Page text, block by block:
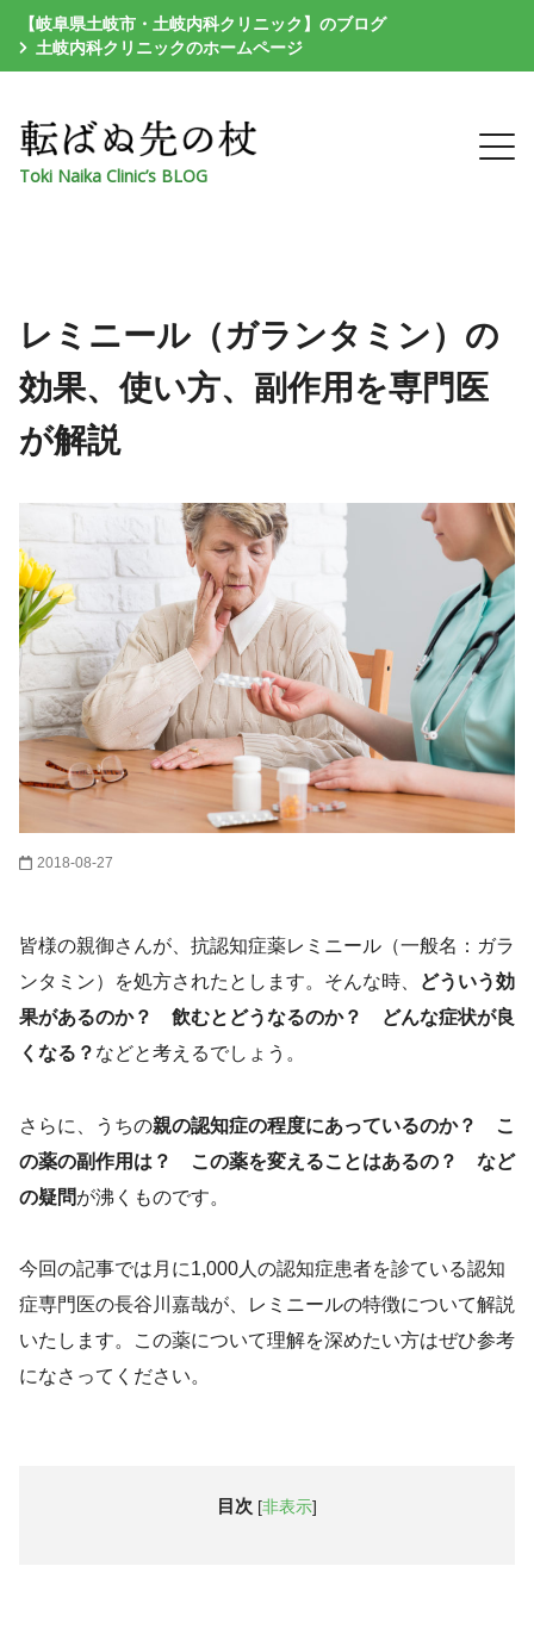
【岐阜県土岐市・土岐内科クリニック】のブログ
土岐内科クリニックのホームページ
Toki Naika Clinic’s BLOG
レミニール（ガランタミン）の
効果、使い方、副作用を専門医
が解説
2018-08-27
皆様の親御さんが、抗認知症薬レミニール（一般名：ガラ
ンタミン）を処方されたとします。そんな時、
どういう効
果があるのか？ 飲むとどうなるのか？ どんな症状が良
くなる？ などと考えるでしょう。
さらに、うちの親の認知症の程度にあっているのか？ こ
の薬の副作用は？ この薬を変えることはあるの？ など
の疑問が沸くものです。
今回の記事では月に1,000人の認知症患者を診ている認知
症専門医の長谷川嘉哉が、レミニールの特徴について解説
いたします。この薬について理解を深めたい方はぜひ参考
になさってください。
目次 [非表示]